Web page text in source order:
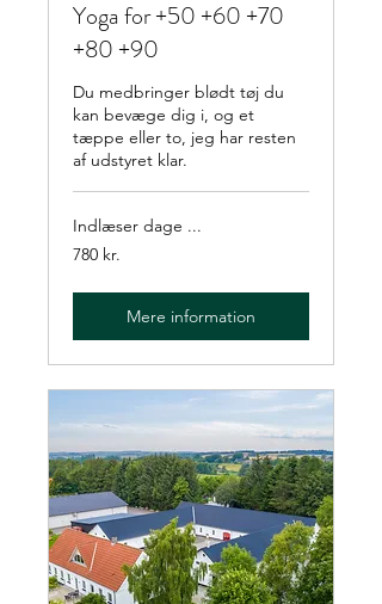
Yoga for +50 +60 +70
+80 +90
Du medbringer blødt tøj du
kan bevæge dig i, og et
tæppe eller to, jeg har resten
af udstyret klar.
Indlæser dage ...
780
danske
780 kr.
Mere information